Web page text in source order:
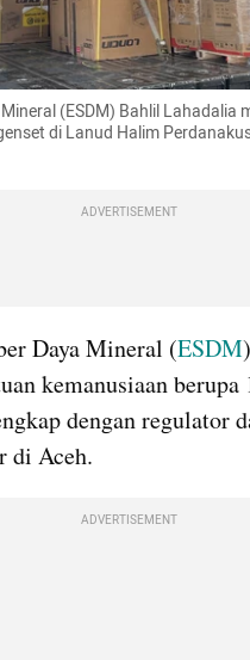
(ESDM) Bahlil Lahadalia
di Lanud Halim
ADVERTISEMENT
Daya Mineral (ESDM
kemanusiaan
dengan regulator
di Aceh.
ADVERTISEMENT